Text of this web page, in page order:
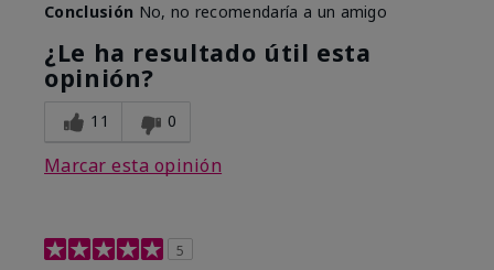
Conclusión No, no recomendaría a un amigo
¿Le ha resultado útil esta
opinión?
11 0
Marcar esta opinión
5